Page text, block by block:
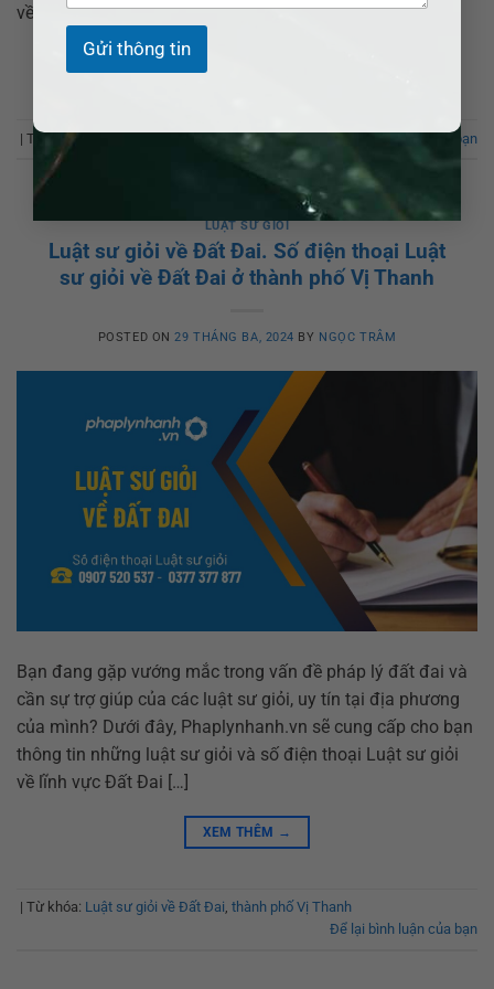
Gửi thông tin
về lĩnh vực Đất Đai […]
| Từ khóa: Sóc Trăng Để lại bình luận của bạn
LUẬT SƯ GIỎI
Luật sư giỏi về Đất Đai. Số điện thoại Luật
sư giỏi về Đất Đai ở thành phố Vị Thanh
POSTED ON29 THÁNG BA, 2024 BY NGỌC TRÂM
Bạn đang gặp vướng mắc trong vấn đề pháp lý đất đai và
cần sự trợ giúp của các luật sư giỏi, uy tín tại địa phương
của mình? Dưới đây, Phaplynhanh.vn sẽ cung cấp cho bạn
thông tin những luật sư giỏi và số điện thoại Luật sư giỏi
về lĩnh vực Đất Đai […]
XEM THÊM →
| Từ khóa: Luật sư giỏi về Đất Đai thành phố Vị Thanh
Để lại bình luận của bạn